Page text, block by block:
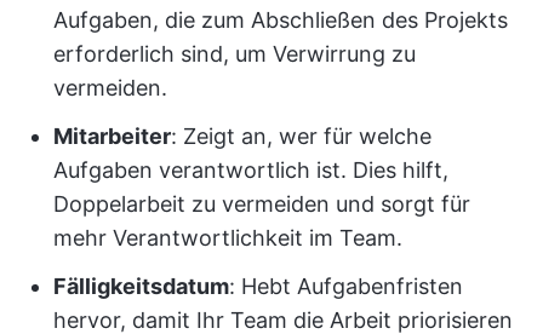
Aufgaben, die zum Abschließen des Projekts
erforderlich sind, um Verwirrung zu
vermeiden.
Mitarbeiter: Zeigt an, wer für welche
Aufgaben verantwortlich ist. Dies hilft,
Doppelarbeit zu vermeiden und sorgt für
mehr Verantwortlichkeit im Team.
Fälligkeitsdatum: Hebt Aufgabenfristen
hervor, damit Ihr Team die Arbeit priorisieren